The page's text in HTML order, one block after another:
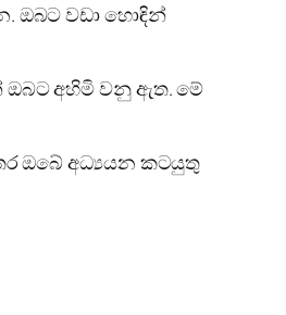
ඔබට වඩා හොඳින්
ඔබට අහිමි වනු ඇත. මේ
ඔබේ අධ්‍යයන කටයුතු